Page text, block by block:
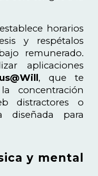
horarios
y respétalos
remunerado.
aplicaciones
, que te
concentración
distractores o
diseñada para
y mental